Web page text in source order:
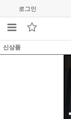
로그인
신상품